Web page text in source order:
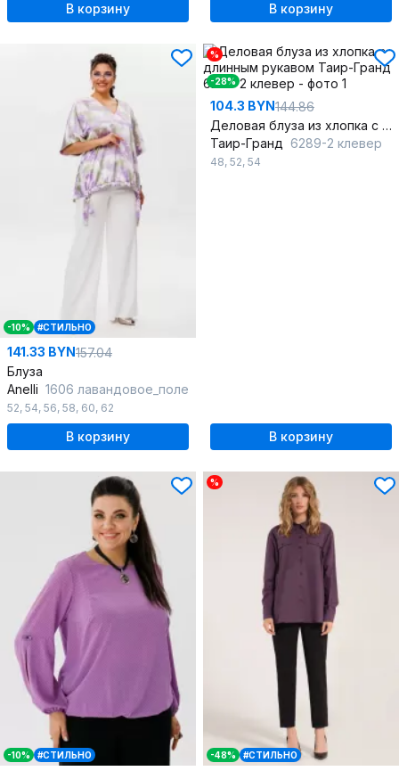
В корзину В корзину
-10% #СТИЛЬНО
141.33 BYN157.04
Блуза
Anelli 1606 лавандовое_поле
52, 54, 56, 58, 60, 62
В корзину
%
-28%
104.3 BYN144.86
Деловая блуза из хлопка с длинным рукавом
Таир-Гранд 6289-2 клевер
48, 52, 54
В корзину
-10% #СТИЛЬНО
%
-48% #СТИЛЬНО